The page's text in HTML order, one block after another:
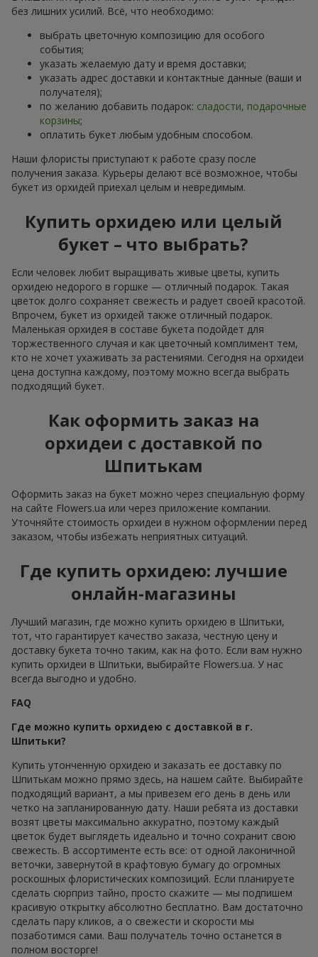
без лишних усилий. Всё, что необходимо:
выбрать цветочную композицию для особого
события;
указать желаемую дату и время доставки;
указать адрес доставки и контактные данные (ваши и
получателя);
по желанию добавить подарок: сладости, подарочные
корзины;
оплатить букет любым удобным способом.
Наши флористы приступают к работе сразу после
получения заказа. Курьеры делают всё возможное, чтобы
букет из орхидей приехал целым и невредимым.
Купить орхидею или целый
букет – что выбрать?
Если человек любит выращивать живые цветы, купить
орхидею недорого в горшке — отличный подарок. Такая
цветок долго сохраняет свежесть и радует своей красотой.
Впрочем, букет из орхидей также отличный подарок.
Маленькая орхидея в составе букета подойдет для
торжественного случая и как цветочный комплимент тем,
кто не хочет ухаживать за растениями. Сегодня на орхидеи
цена доступна каждому, поэтому можно всегда выбрать
подходящий букет.
Как оформить заказ на
орхидеи с доставкой по
Шпитькам
Оформить заказ на букет можно через специальную форму
на сайте Flowers.ua или через приложение компании.
Уточняйте стоимость орхидеи в нужном оформлении перед
заказом, чтобы избежать неприятных ситуаций.
Где купить орхидею: лучшие
онлайн-магазины
Лучший магазин, где можно купить орхидею в Шпитьки,
тот, что гарантирует качество заказа, честную цену и
доставку букета точно таким, как на фото. Если вам нужно
купить орхидеи в Шпитьки, выбирайте Flowers.ua. У нас
всегда выгодно и удобно.
FAQ
Где можно купить орхидею с доставкой в г.
Шпитьки?
Купить утонченную орхидею и заказать ее доставку по
Шпитькам можно прямо здесь, на нашем сайте. Выбирайте
подходящий вариант, а мы привезем его день в день или
четко на запланированную дату. Наши ребята из доставки
возят цветы максимально аккуратно, поэтому каждый
цветок будет выглядеть идеально и точно сохранит свою
свежесть. В ассортименте есть все: от одной лаконичной
веточки, завернутой в крафтовую бумагу до огромных
роскошных флористических композиций. Если планируете
сделать сюрприз тайно, просто скажите — мы подпишем
красивую открытку абсолютно бесплатно. Вам достаточно
сделать пару кликов, а о свежести и скорости мы
позаботимся сами. Ваш получатель точно останется в
полном восторге!